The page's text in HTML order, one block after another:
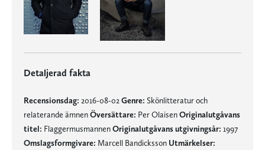
Detaljerad fakta
Recensionsdag: 2016-08-02 Genre: Skönlitteratur och
relaterande ämnenÖversättare: Per OlaisenOriginalutgåvans
titel: FlaggermusmannenOriginalutgåvans utgivningsår: 1997
Omslagsformgivare: Marcell Bandicksson Utmärkelser: